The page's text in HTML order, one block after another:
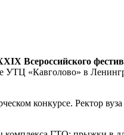
Всероссийского
УТЦ «Кавголово» в
конкурсе. Ректор вуза